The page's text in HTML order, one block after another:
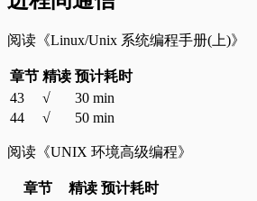
阅读《Linux/Unix 系统编程手册(上)》
章节 精读 预计耗时
43
√
30 min
44
√ 50 min
阅读《UNIX 环境高级编程》
章节 精读 预计耗时